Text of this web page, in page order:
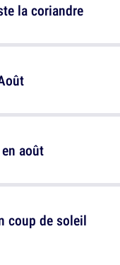
la coriandre
août
coup de soleil